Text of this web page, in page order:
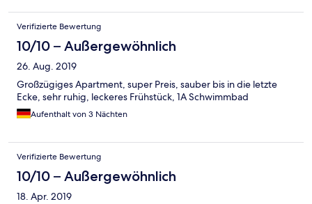
immer mit einem leicht genervten Gesichtsausdruck bedacht,
wenn wir sagten, dass wir nicht reserviert hatten (ich
wiederhole: das Hotel wirbt mit 3-Sterne-Superior!). Die Küche
ist sehr gut, Frühstück ist gut, aber der Rest ist sehr
„ausbaufähig“.
Verifizierte Bewertung
10/10 – Außergewöhnlich
26. Aug. 2019
Großzügiges Apartment, super Preis, sauber bis in die letzte
Ecke, sehr ruhig, leckeres Frühstück, 1A Schwimmbad
Aufenthalt von 3 Nächten
Verifizierte Bewertung
10/10 – Außergewöhnlich
18. Apr. 2019